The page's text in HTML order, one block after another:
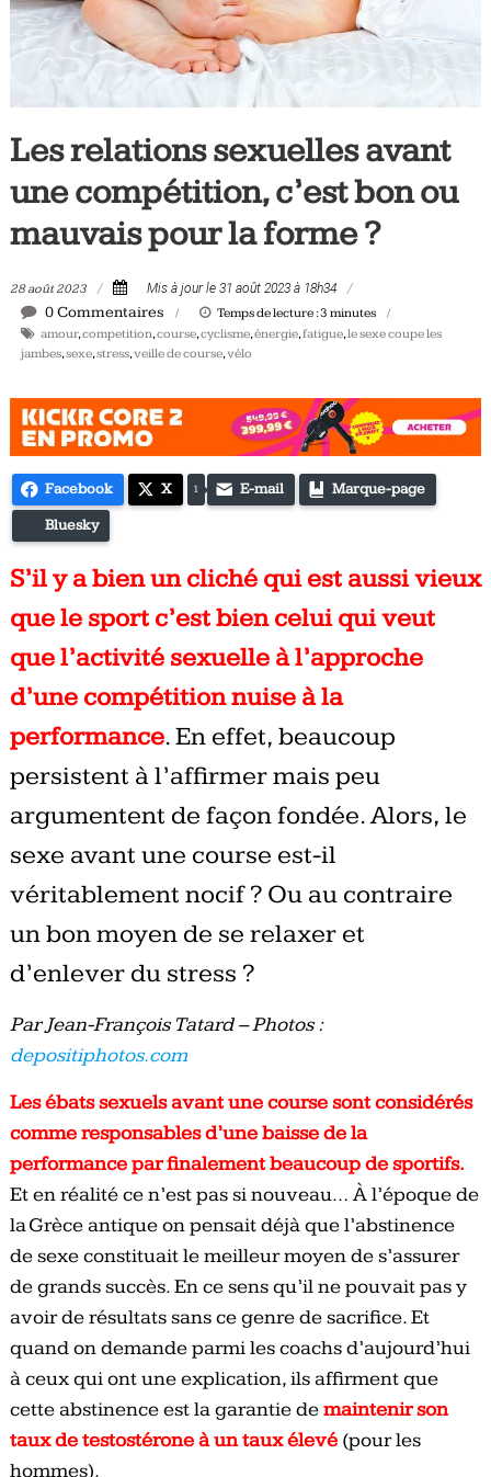
Tous
jours,
vélo
triathlon
Les relations sexuelles avant
une compétition, c’est bon ou
mauvais pour la forme ?
28 août 2023 Mis à jour le 31 août 2023 à 18h34
0 Commentaires Temps de lecture :3 minutes
amour,competition,course,cyclisme,énergie,fatigue,le sexe coupe les
jambes,sexe,stress,veille de course,vélo
Facebook X 1 E-mail Marque-page
Bluesky
S’il y a bien un cliché qui est aussi vieux
que le sport c’est bien celui qui veut
que l’activité sexuelle à l’approche
d’une compétition nuise à la
performance. En effet, beaucoup
persistent à l’affirmer mais peu
argumentent de façon fondée. Alors, le
sexe avant une course est-il
véritablement nocif ? Ou au contraire
un bon moyen de se relaxer et
d’enlever du stress ?
Par Jean-François Tatard – Photos :
depositiphotos.com
Les ébats sexuels avant une course sont considérés
comme responsables d’une baisse de la
performance par finalement beaucoup de sportifs.
Et en réalité ce n’est pas si nouveau… À l’époque de
la Grèce antique on pensait déjà que l’abstinence
de sexe constituait le meilleur moyen de s’assurer
de grands succès. En ce sens qu’il ne pouvait pas y
avoir de résultats sans ce genre de sacrifice. Et
quand on demande parmi les coachs d’aujourd’hui
à ceux qui ont une explication, ils affirment que
cette abstinence est la garantie demaintenir son
taux de testostérone à un taux élevé (pour les
hommes).